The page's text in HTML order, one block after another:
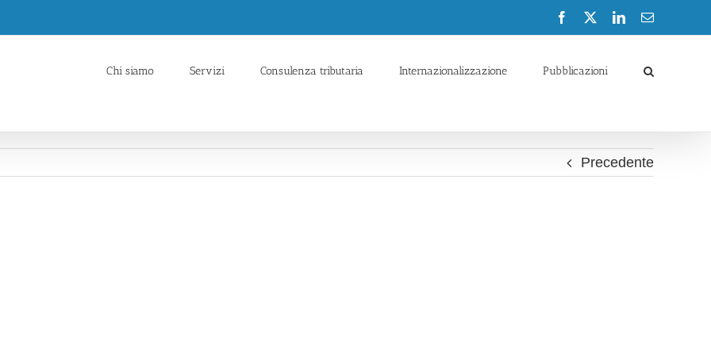
Facebook LinkedInEmail
Chi siamo Servizi Consulenza tributaria Internazionalizzazione Pubblicazioni
Precedente